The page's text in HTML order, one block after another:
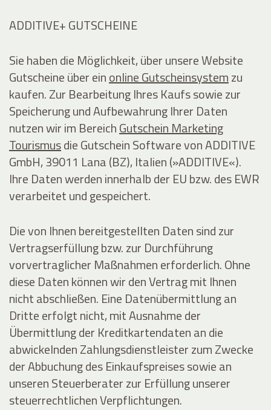
ADDITIVE+ GUTSCHEINE
Sie haben die Möglichkeit, über unsere Website
Gutscheine über einonline Gutscheinsystemzu
kaufen. Zur Bearbeitung Ihres Kaufs sowie zur
Speicherung und Aufbewahrung Ihrer Daten
nutzen wir im BereichGutschein Marketing
Tourismusdie Gutschein Software von ADDITIVE
GmbH, 39011 Lana (BZ), Italien (»ADDITIVE«).
Ihre Daten werden innerhalb der EU bzw. des EWR
verarbeitet und gespeichert.
Die von Ihnen bereitgestellten Daten sind zur
Vertragserfüllung bzw. zur Durchführung
vorvertraglicher Maßnahmen erforderlich. Ohne
diese Daten können wir den Vertrag mit Ihnen
nicht abschließen. Eine Datenübermittlung an
Dritte erfolgt nicht, mit Ausnahme der
Übermittlung der Kreditkartendaten an die
abwickelnden Zahlungsdienstleister zum Zwecke
der Abbuchung des Einkaufspreises sowie an
unseren Steuerberater zur Erfüllung unserer
steuerrechtlichen Verpflichtungen.